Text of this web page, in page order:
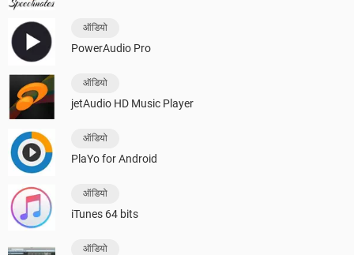
ऑडियो
PowerAudio Pro
ऑडियो
jetAudio HD Music Player
ऑडियो
PlaYo for Android
ऑडियो
iTunes 64 bits
ऑडियो